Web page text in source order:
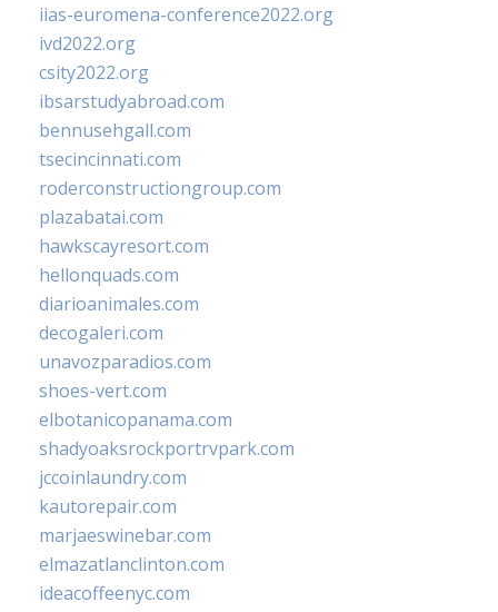
iias-euromena-conference2022.org
ivd2022.org
csity2022.org
ibsarstudyabroad.com
bennusehgall.com
tsecincinnati.com
roderconstructiongroup.com
plazabatai.com
hawkscayresort.com
hellonquads.com
diarioanimales.com
decogaleri.com
unavozparadios.com
shoes-vert.com
elbotanicopanama.com
shadyoaksrockportrvpark.com
jccoinlaundry.com
kautorepair.com
marjaeswinebar.com
elmazatlanclinton.com
ideacoffeenyc.com